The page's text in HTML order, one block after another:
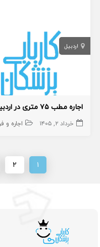
اردبیل
اجاره مطب ۷۵ متری در اردبیل
خرداد ۲, ۱۴۰۵ اجاره
۱ ۲